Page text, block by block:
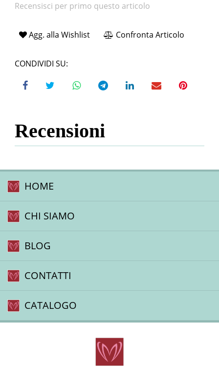
Recensisci per primo questo articolo
Agg. alla Wishlist Confronta Articolo
CONDIVIDI SU:
Recensioni
HOME
CHI SIAMO
BLOG
CONTATTI
CATALOGO